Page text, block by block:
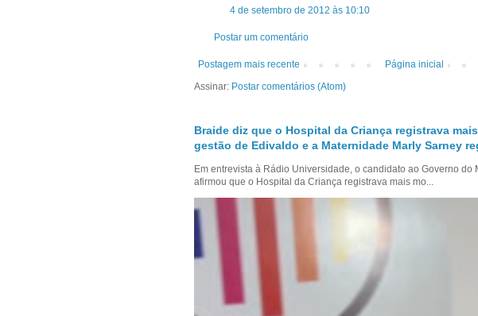
4 de setembro de 2012 às 10:10
Postar um comentário
Postagem mais recente
Página inicial
Assinar: Postar comentários (Atom)
Braide diz que o Hospital da Criança registrava
gestão de Edivaldo e a Maternidade Marly Sarney
Em entrevista à Rádio Universidade, o candidato ao Governo do
afirmou que o Hospital da Criança registrava mais mo...